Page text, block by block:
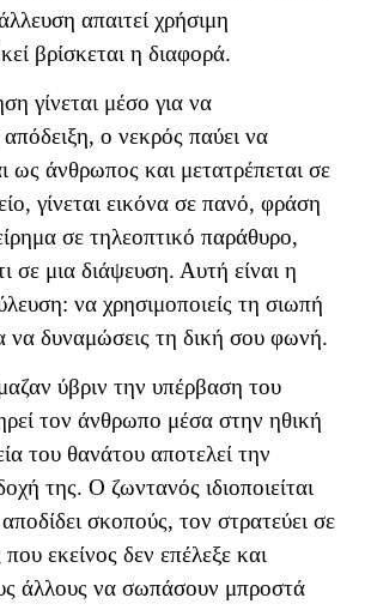
απαιτεί χρήσιμη
βρίσκεται η διαφορά.
γίνεται μέσο για να
ο νεκρός παύει να
ως άνθρωπος και μετατρέπεται σε
γίνεται εικόνα σε πανό, φράση
σε τηλεοπτικό παράθυρο,
σε μια διάψευση. Αυτή είναι η
να χρησιμοποιείς τη σιωπή
να δυναμώσεις τη δική σου φωνή.
ύβριν την υπέρβαση του
τον άνθρωπο μέσα στην ηθική
του θανάτου αποτελεί την
της. Ο ζωντανός ιδιοποιείται
σκοπούς, τον στρατεύει σε
που εκείνος δεν επέλεξε και
άλλους να σωπάσουν μπροστά